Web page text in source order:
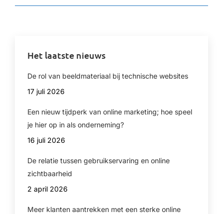
Het laatste nieuws
De rol van beeldmateriaal bij technische websites
17 juli 2026
Een nieuw tijdperk van online marketing; hoe speel
je hier op in als onderneming?
16 juli 2026
De relatie tussen gebruikservaring en online
zichtbaarheid
2 april 2026
Meer klanten aantrekken met een sterke online